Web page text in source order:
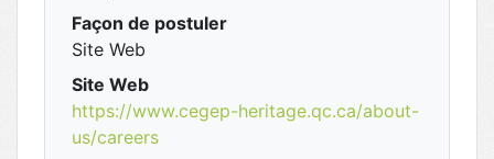
Façon de postuler
Site Web
Site Web
https://www.cegep-heritage.qc.ca/about-
us/careers